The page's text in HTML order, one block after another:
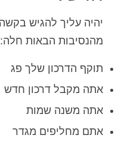
מהנסיבות הבאות חלה:
תוקף הדרכון שלך פג
אתה מקבל דרכון חדש
אתה משנה שמות
אתם מחליפים מגדר